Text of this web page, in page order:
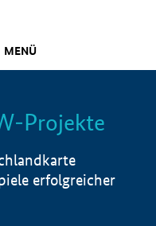
MENÜ
Info
Projekte
erfolgreicher